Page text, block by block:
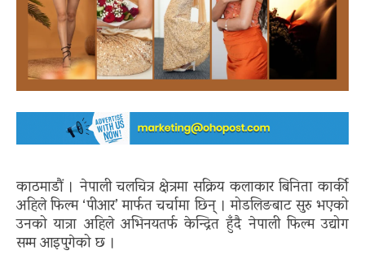
काठमाडौं । नेपाली चलचित्र क्षेत्रमा सक्रिय कलाकार बिनिता कार्की
अहिले फिल्म ‘पीआर’ मार्फत चर्चामा छिन् । मोडलिङबाट सुरु भएको
उनको यात्रा अहिले अभिनयतर्फ केन्द्रित हुँदै नेपाली फिल्म उद्योग
सम्म आइपुगेको छ ।